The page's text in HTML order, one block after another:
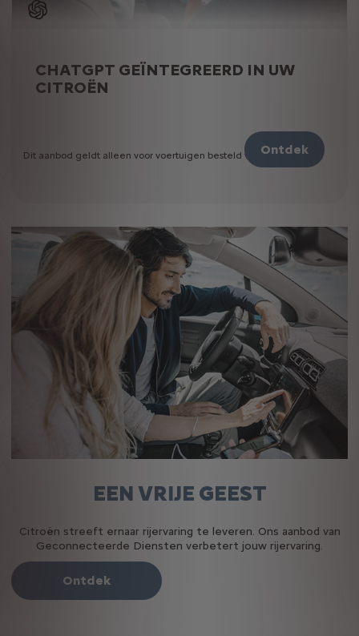
CHATGPT GEÏNTEGREERD IN UW
CITROËN
Dit aanbod geldt alleen voor voertuigen besteld vóór 1 juli 2023
Ontdek
EEN VRIJE GEEST
Citroën streeft ernaar rijervaring te leveren. Ons aanbod van
Geconnecteerde Diensten verbetert jouw rijervaring.
Ontdek